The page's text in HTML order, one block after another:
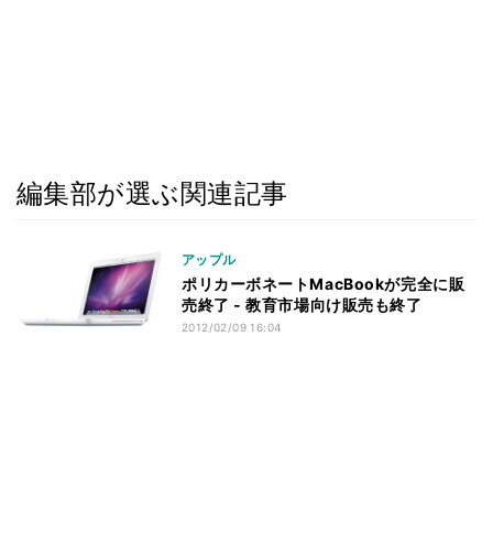
編集部が選ぶ関連記事
アップル
ポリカーボネートMacBookが完全に販
売終了 - 教育市場向け販売も終了
2012/02/09 16:04